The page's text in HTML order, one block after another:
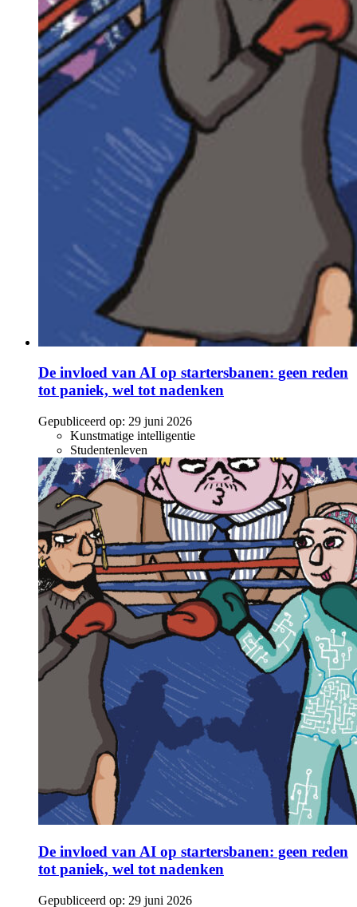
De invloed van AI op startersbanen: geen reden
tot paniek, wel tot nadenken
Gepubliceerd op: 29 juni 2026
Kunstmatige intelligentie
Studentenleven
De invloed van AI op startersbanen: geen reden
tot paniek, wel tot nadenken
Gepubliceerd op: 29 juni 2026